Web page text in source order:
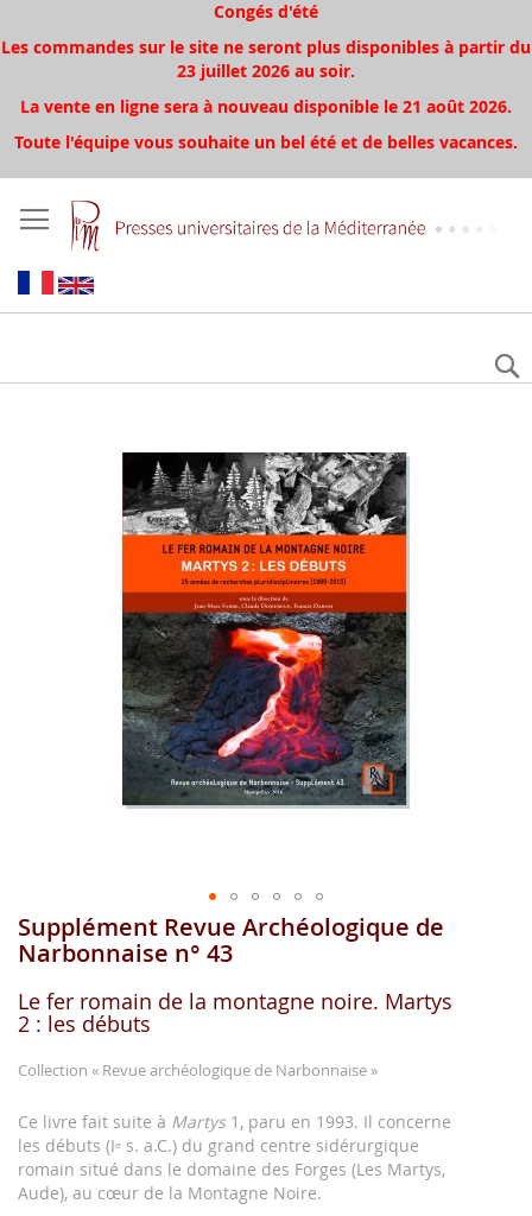
Congés d'été
Les commandes sur le site ne seront plus disponibles à partir du
23 juillet 2026 au soir.
La vente en ligne sera à nouveau disponible le 21 août 2026.
Toute l'équipe vous souhaite un bel été et de belles vacances.
Skip
to
beginning
of
images
Supplément Revue Archéologique de
Narbonnaise n° 43
Le fer romain de la montagne noire. Martys
2 : les débuts
Collection « Revue archéologique de Narbonnaise »
Ce livre fait suite à Martys 1, paru en 1993. Il concerne
les débuts (Ier s. a.C.) du grand centre sidérurgique
romain situé dans le domaine des Forges (Les Martys,
Aude), au cœur de la Montagne Noire.